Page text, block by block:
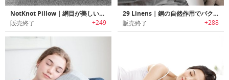
NotKnot Pillow｜網目が美しい北欧スタイルスタイリッシュクッション
販売終了 +249
29 Linens｜銅の自然作用でバクテリアを殺菌するベッドシーツ/ピローケース「29リネン」
販売終了 +288